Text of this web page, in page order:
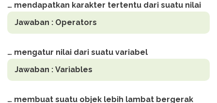
… mendapatkan karakter tertentu dari suatu nilai
Jawaban : Operators
… mengatur nilai dari suatu variabel
Jawaban : Variables
… membuat suatu objek lebih lambat bergerak